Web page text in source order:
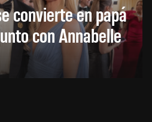
convierte en papá
con Annabelle